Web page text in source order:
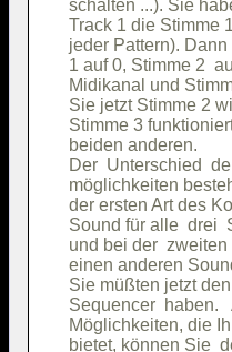
schalten ...). Sie
Track 1 die Stimme
jeder Pattern).
1 auf 0, Stimme 2
Midikanal und
Sie jetzt Stimme 2
Stimme 3
beiden
Der  Unterschied
möglichkeiten
der ersten Art des
Sound für alle  drei
und bei der
einen anderen
Sie müßten jetzt
Sequencer  haben.
Möglichkeiten, die
bietet, können Sie